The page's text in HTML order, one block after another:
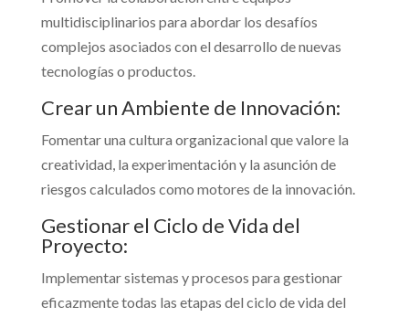
multidisciplinarios para abordar los desafíos
complejos asociados con el desarrollo de nuevas
tecnologías o productos.
Crear un Ambiente de Innovación:
Fomentar una cultura organizacional que valore la
creatividad, la experimentación y la asunción de
riesgos calculados como motores de la innovación.
Gestionar el Ciclo de Vida del
Proyecto:
Implementar sistemas y procesos para gestionar
eficazmente todas las etapas del ciclo de vida del